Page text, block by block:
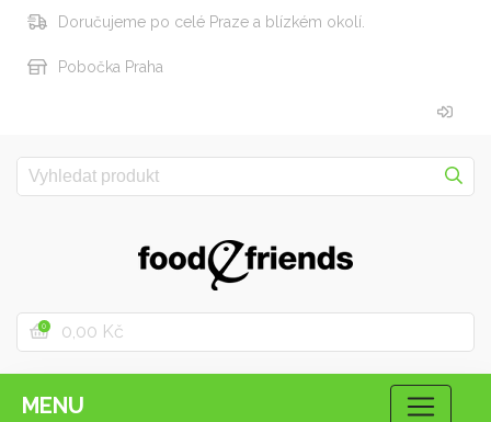
Doručujeme po celé Praze a blízkém okolí.
Pobočka Praha
0 0,00 Kč
MENU